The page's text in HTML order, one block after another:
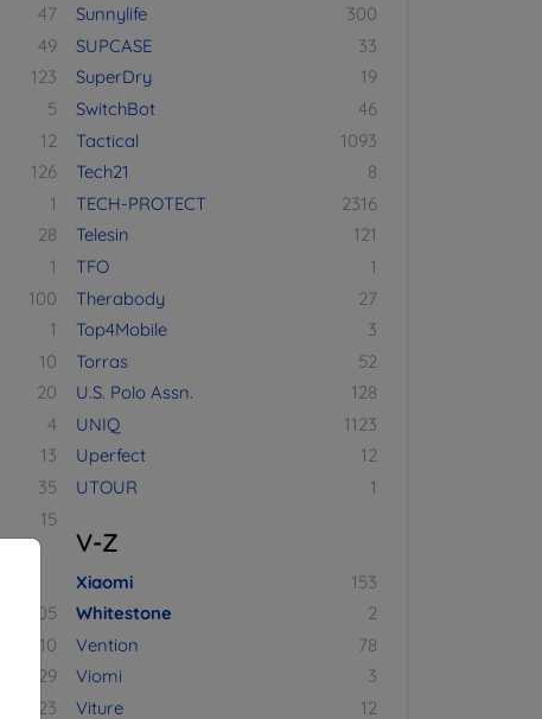
47
49
123
5
12
126
1
28
1
100
1
10
20
4
13
35
15
105
10
29
23
Sunnylife
300
SUPCASE
33
SuperDry
19
SwitchBot
46
Tactical
1093
Tech21
8
TECH-PROTECT
2316
Telesin
121
TFO
1
Therabody
27
Top4Mobile
3
Torras
52
U.S. Polo Assn.
128
UNIQ
1123
Uperfect
12
UTOUR
1
V-Z
Xiaomi
153
Whitestone
2
Vention
78
Viomi
3
Viture
12